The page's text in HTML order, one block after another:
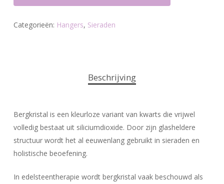
Categorieën: Hangers, Sieraden
Beschrijving
Bergkristal is een kleurloze variant van kwarts die vrijwel
volledig bestaat uit siliciumdioxide. Door zijn glasheldere
structuur wordt het al eeuwenlang gebruikt in sieraden en
holistische beoefening.
In edelsteentherapie wordt bergkristal vaak beschouwd als